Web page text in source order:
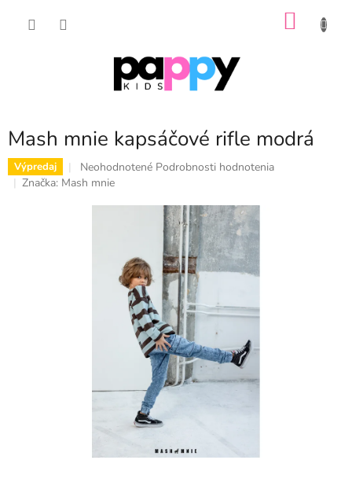
Mash mnie kapsáčové rifle modrá
Výpredaj
Priemerné
hodnotenie
hviezdičiek.
Neohodnotené Podrobnosti hodnotenia
Značka: Mash mnie